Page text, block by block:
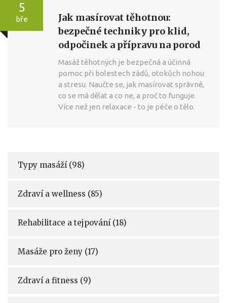
5
bře
Jak masírovat těhotnou:
bezpečné techniky pro klid,
odpočinek a přípravu na porod
Masáž těhotných je bezpečná a účinná
pomoc při bolestech zádů, otokůch nohou
a stresu. Naučte se, jak masírovat správně,
co se má dělat a co ne, a proč to funguje.
Více než jen relaxace - to je péče o tělo.
Typy masáží (98)
Zdraví a wellness (85)
Rehabilitace a tejpování (18)
Masáže pro ženy (17)
Zdraví a fitness (9)